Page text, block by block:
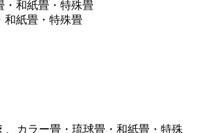
和紙畳・特殊畳
、カラー畳・琉球畳・和紙畳・特殊